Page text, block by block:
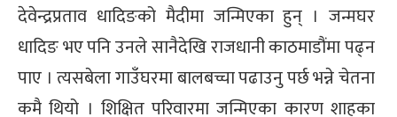
देवेन्द्रप्रताव धादिङको मैदीमा जन्मिएका हुन् । जन्मघर
धादिङ भए पनि उनले सानैदेखि राजधानी काठमाडौंमा पढ्न
पाए । त्यसबेला गाउँघरमा बालबच्चा पढाउनु पर्छ भन्ने चेतना
कमै थियो । शिक्षित परिवारमा जन्मिएका कारण शाहका